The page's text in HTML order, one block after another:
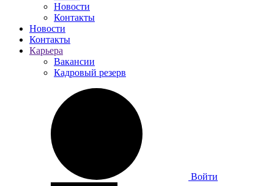
Новости
Контакты
Новости
Контакты
Карьера
Вакансии
Кадровый резерв
Войти